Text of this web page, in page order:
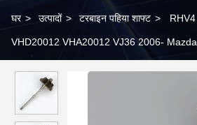
घर > उत्पादों > टरबाइन पहिया शाफ्ट > RHV4
VHD20012 VHA20012 VJ36 2006-